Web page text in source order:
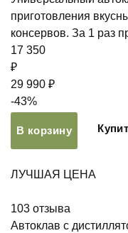
приготовления
консервов. За 1 раз
17 350
₽
29 990 ₽
-43%
В корзину
ЛУЧШАЯ ЦЕНА
103 отзыва
Автоклав с